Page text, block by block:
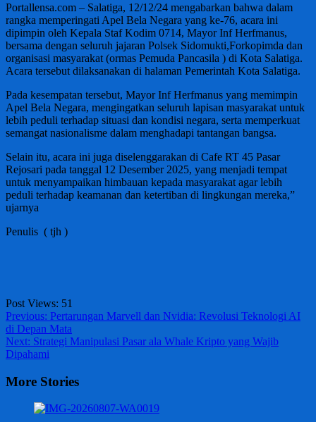
Portallensa.com – Salatiga, 12/12/24 mengabarkan bahwa dalam
rangka memperingati Apel Bela Negara yang ke-76, acara ini
dipimpin oleh Kepala Staf Kodim 0714, Mayor Inf Herfmanus,
bersama dengan seluruh jajaran Polsek Sidomukti,Forkopimda dan
organisasi masyarakat (ormas Pemuda Pancasila ) di Kota Salatiga.
Acara tersebut dilaksanakan di halaman Pemerintah Kota Salatiga.
Pada kesempatan tersebut, Mayor Inf Herfmanus yang memimpin
Apel Bela Negara, mengingatkan seluruh lapisan masyarakat untuk
lebih peduli terhadap situasi dan kondisi negara, serta memperkuat
semangat nasionalisme dalam menghadapi tantangan bangsa.
Selain itu, acara ini juga diselenggarakan di Cafe RT 45 Pasar
Rejosari pada tanggal 12 Desember 2025, yang menjadi tempat
untuk menyampaikan himbauan kepada masyarakat agar lebih
peduli terhadap keamanan dan ketertiban di lingkungan mereka,”
ujarnya
Penulis ( tjh )
Post Views: 51
Post
navigation
Previous: Pertarungan Marvell dan Nvidia: Revolusi Teknologi AI
di Depan Mata
Next: Strategi Manipulasi Pasar ala Whale Kripto yang Wajib
Dipahami
More Stories